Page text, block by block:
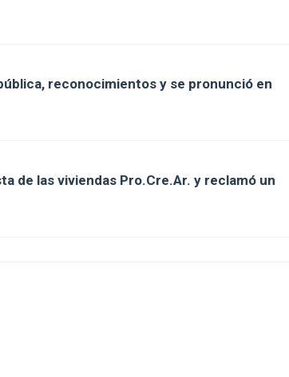
reconocimientos y se pronunció en
de las viviendas Pro.Cre.Ar. y reclamó un